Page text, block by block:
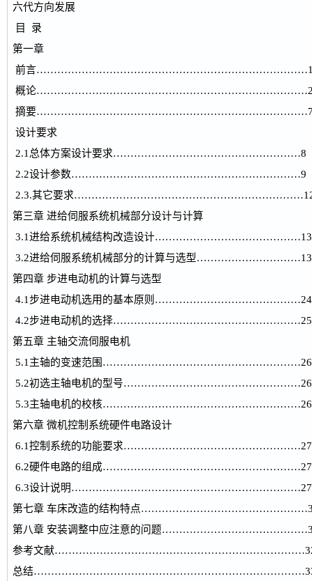
六代方向发展
目 录
第一章
前言
概论
摘要
设计要求
2.1总体方案设计要求………………………………………………8
2.2设计参数…………………………………………………………9
2.3.其它要求
第三章 进给伺服系统机械部分设计与计算
3.1进给系统机械结构改造设计……………………………………13
3.2进给伺服系统机械部分的计算与选型…………………………13
第四章 步进电动机的计算与选型
4.1步进电动机选用的基本原则……………………………………24
4.2步进电动机的选择………………………………………………25
第五章 主轴交流伺服电机
5.1主轴的变速范围…………………………………………………26
5.2初选主轴电机的型号……………………………………………26
5.3主轴电机的校核…………………………………………………26
第六章 微机控制系统硬件电路设计
6.1控制系统的功能要求……………………………………………27
6.2硬件电路的组成…………………………………………………27
6.3设计说明…………………………………………………………27
第七章 车床改造的结构特点
第八章 安装调整中应注意的问题
参考文献
总结